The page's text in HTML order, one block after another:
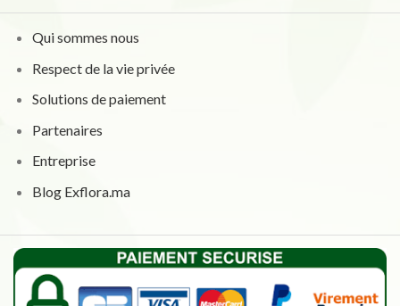
Qui sommes nous
Respect de la vie privée
Solutions de paiement
Partenaires
Entreprise
Blog Exflora.ma